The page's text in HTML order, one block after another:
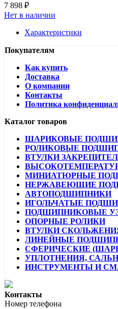
7 898 ₽
Нет в наличии
Характеристики
Покупателям
Как купить
Доставка
О компании
Контакты
Политика
Каталог товаров
ШАРИКОВЫЕ
РОЛИКОВЫЕ
ВТУЛКИ
МИНИАТЮРНЫЕ
НЕРЖАВЕЮЩИЕ
АВТОПОДШИПНИКИ
ИГОЛЬЧАТЫЕ
ПОДШИПНИКОВЫЕ
ОПОРНЫЕ РОЛИКИ
ВТУЛКИ
ЛИНЕЙНЫЕ
СФЕРИЧЕСКИЕ
УПЛОТНЕНИЯ,
ИНСТРУМЕНТЫ И
Контакты
Номер телефона